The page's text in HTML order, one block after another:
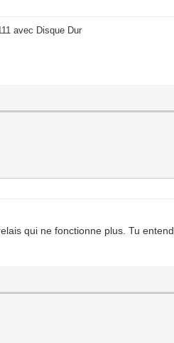
avec Disque Dur
qui ne fonctionne plus. Tu